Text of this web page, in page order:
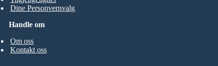
Handle om
Om oss
Kontakt oss
Dine Personvernvalg